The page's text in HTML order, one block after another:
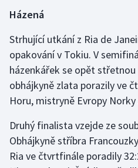
Házená
Strhující utkání z Ria de
opakování v Tokiu. V
házenkářek se opět
obhájkyně zlata porazily ve
Horu, mistryně Evropy
Druhý finalista vzejde ze
Obhájkyně stříbra
Ria ve čtvrtfinále poradily